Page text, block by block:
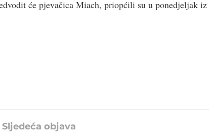
će pjevačica Miach, priopćili su u ponedjeljak iz
Sljedeća objava